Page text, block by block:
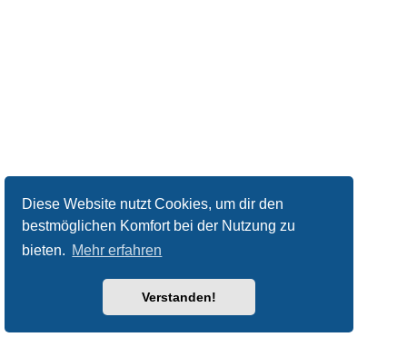
Diese Website nutzt Cookies, um dir den
bestmöglichen Komfort bei der Nutzung zu
bieten. Mehr erfahren
Verstanden!